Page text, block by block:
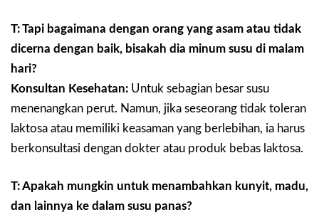
T: Tapi bagaimana dengan orang yang asam atau tidak
dicerna dengan baik, bisakah dia minum susu di malam
hari?
Konsultan Kesehatan: Untuk sebagian besar susu
menenangkan perut. Namun, jika seseorang tidak toleran
laktosa atau memiliki keasaman yang berlebihan, ia harus
berkonsultasi dengan dokter atau produk bebas laktosa.
T: Apakah mungkin untuk menambahkan kunyit, madu,
dan lainnya ke dalam susu panas?